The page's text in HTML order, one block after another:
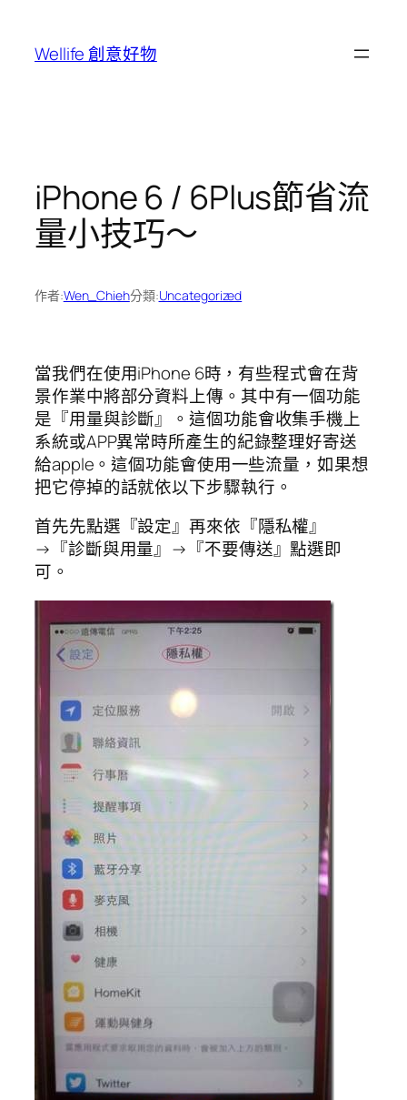
Wellife 創意好物
iPhone 6 / 6Plus節省流
量小技巧～
作者:Wen_Chieh分類:Uncategorized
當我們在使用iPhone 6時，有些程式會在背
景作業中將部分資料上傳。其中有一個功能
是『用量與診斷』。這個功能會收集手機上
系統或APP異常時所產生的紀錄整理好寄送
給apple。這個功能會使用一些流量，如果想
把它停掉的話就依以下步驟執行。
首先先點選『設定』再來依『隱私權』
→『診斷與用量』→『不要傳送』點選即
可。